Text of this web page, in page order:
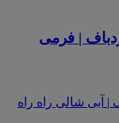
| فرمی